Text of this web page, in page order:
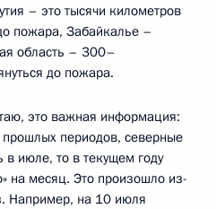
– это тысячи километров
пожара, Забайкалье –
область – 300–
до пожара.
это важная информация:
прошлых периодов, северные
в июле, то в текущем году
на месяц. Это произошло из-
Например, на 10 июля